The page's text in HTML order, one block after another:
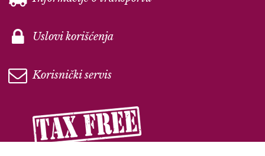
Uslovi korišćenja
Korisnički servis